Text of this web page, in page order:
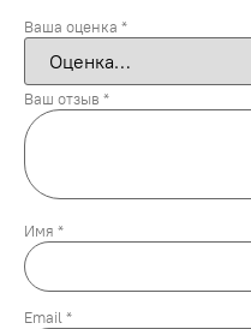
Ваша оценка *
Ваш отзыв *
Имя *
Email *